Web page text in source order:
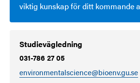
viktig kunskap för ditt kommande
Studievägledning
031-786 27 05
environmentalscience@bioenv.gu.se